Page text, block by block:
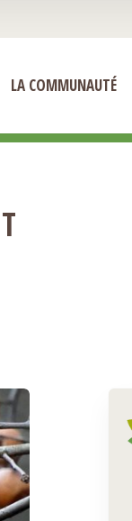
LA COMMUNAUTÉ